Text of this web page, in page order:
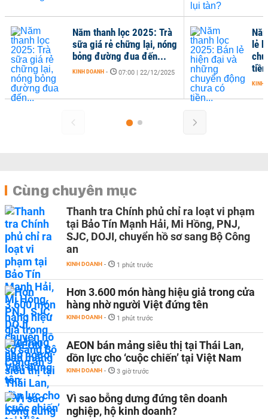
Năm thanh lọc 2025: Trà
sữa giá rẻ chững lại, nóng
bỏng đường đua đến...
KINH DOANH - 07:00 | 22/12/2025
lẻ
KINH
Cùng chuyên mục
Thanh tra Chính phủ chỉ ra loạt vi phạm
tại Bảo Tín Mạnh Hải, Mi Hồng, PNJ,
SJC, DOJI, chuyển hồ sơ sang Bộ Công
an
KINH DOANH - 1 phút trước
Hơn 3.600 món hàng hiệu giả trong cửa
hàng nhờ người Việt đứng tên
KINH DOANH - 1 phút trước
AEON bán mảng siêu thị tại Thái Lan,
dồn lực cho ‘cuộc chiến’ tại Việt Nam
KINH DOANH - 3 giờ trước
Vì sao bỗng dưng đứng tên doanh
nghiệp, hộ kinh doanh?